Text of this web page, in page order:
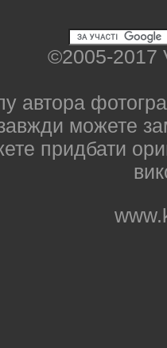
©2005-2017
автора
можете
придбати